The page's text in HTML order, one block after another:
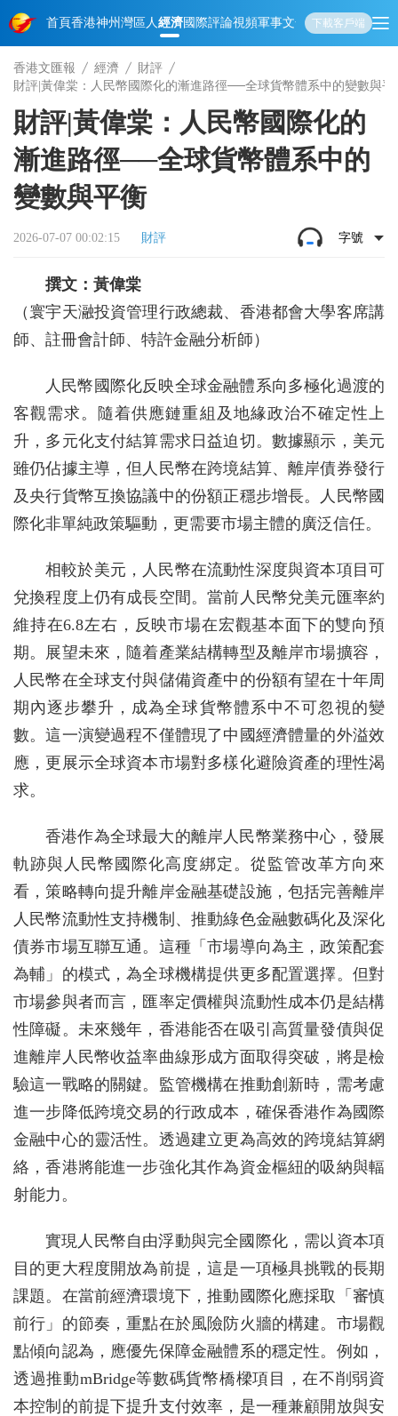
首頁香港神州 灣區人經濟國際評論視頻軍事文化 娛樂生活教育體
下載客戶端
香港文匯報 經濟
財評
財評|黃偉棠：人民幣國際化的漸進路徑──全球貨幣體系中的變數與平
財評|黃偉棠：人民幣國際化的
漸進路徑──全球貨幣體系中的
變數與平衡
2026-07-07 00:02:15 財評 字號
撰文：黃偉棠
（寰宇天瀜投資管理行政總裁、香港都會大學客席講
師、註冊會計師、特許金融分析師）
人民幣國際化反映全球金融體系向多極化過渡的
客觀需求。隨着供應鏈重組及地緣政治不確定性上
升，多元化支付結算需求日益迫切。數據顯示，美元
雖仍佔據主導，但人民幣在跨境結算、離岸債券發行
及央行貨幣互換協議中的份額正穩步增長。人民幣國
際化非單純政策驅動，更需要市場主體的廣泛信任。
相較於美元，人民幣在流動性深度與資本項目可
兌換程度上仍有成長空間。當前人民幣兌美元匯率約
維持在6.8左右，反映市場在宏觀基本面下的雙向預
期。展望未來，隨着產業結構轉型及離岸市場擴容，
人民幣在全球支付與儲備資產中的份額有望在十年周
期內逐步攀升，成為全球貨幣體系中不可忽視的變
數。這一演變過程不僅體現了中國經濟體量的外溢效
應，更展示全球資本市場對多樣化避險資產的理性渴
求。
香港作為全球最大的離岸人民幣業務中心，發展
軌跡與人民幣國際化高度綁定。從監管改革方向來
看，策略轉向提升離岸金融基礎設施，包括完善離岸
人民幣流動性支持機制、推動綠色金融數碼化及深化
債券市場互聯互通。這種「市場導向為主，政策配套
為輔」的模式，為全球機構提供更多配置選擇。但對
市場參與者而言，匯率定價權與流動性成本仍是結構
性障礙。未來幾年，香港能否在吸引高質量發債與促
進離岸人民幣收益率曲線形成方面取得突破，將是檢
驗這一戰略的關鍵。監管機構在推動創新時，需考慮
進一步降低跨境交易的行政成本，確保香港作為國際
金融中心的靈活性。透過建立更為高效的跨境結算網
絡，香港將能進一步強化其作為資金樞紐的吸納與輻
射能力。
實現人民幣自由浮動與完全國際化，需以資本項
目的更大程度開放為前提，這是一項極具挑戰的長期
課題。在當前經濟環境下，推動國際化應採取「審慎
前行」的節奏，重點在於風險防火牆的構建。市場觀
點傾向認為，應優先保障金融體系的穩定性。例如，
透過推動mBridge等數碼貨幣橋樑項目，在不削弱資
本控制的前提下提升支付效率，是一種兼顧開放與安